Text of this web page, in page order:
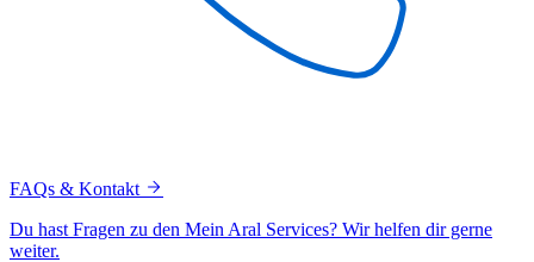
FAQs & Kontakt
Du hast Fragen zu den Mein Aral Services? Wir helfen dir gerne
weiter.